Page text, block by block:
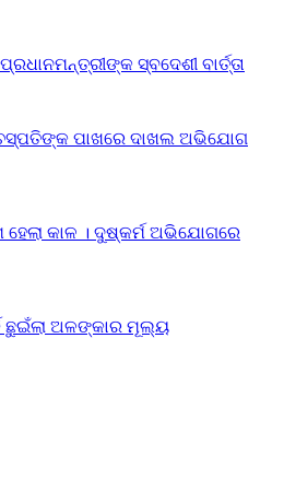
ସ୍ବଦେଶୀ ବାର୍ତ୍ତା
ପାଖରେ ଦାଖଲ ଅଭିଯୋଗ
କାଳ । ଦୁଷ୍କର୍ମ ଅଭିଯୋଗରେ
ଛୁଇଁଲା ଅଳଙ୍କାର ମୂଲ୍ୟ